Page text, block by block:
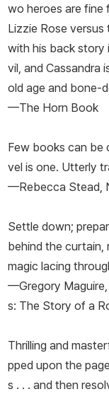
wo heroes are fine
Lizzie Rose versus
with his back story
vil, and Cassandra
old age and bone-
—The Horn Book
Few books can be
vel is one. Utterly
—Rebecca Stead,
Settle down;
behind the curtain,
magic lacing
—Gregory
s: The Story of a
Thrilling and
pped upon the
s . . . and then